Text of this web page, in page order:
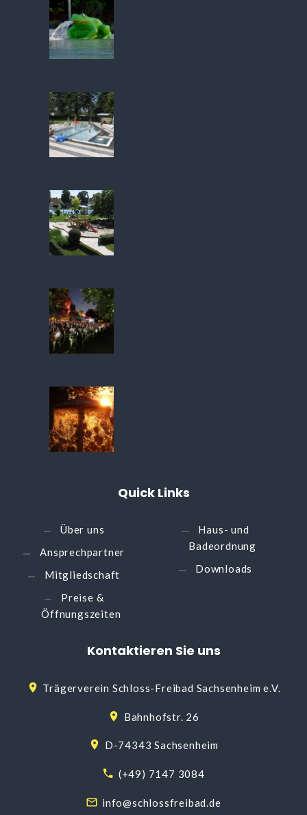
Quick Links
Über uns
Ansprechpartner
Mitgliedschaft
Preise &
Öffnungszeiten
Haus- und
Badeordnung
Downloads
Kontaktieren Sie uns
Trägerverein Schloss-Freibad Sachsenheim e.V.
Bahnhofstr. 26
D-74343 Sachsenheim
(+49) 7147 3084
info@schlossfreibad.de